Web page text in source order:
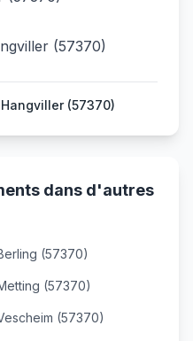
(57370)
(57370)
dans d'autres
(57370)
(57370)
(57370)